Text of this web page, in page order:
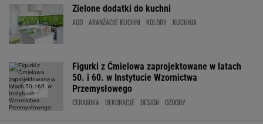
Zielone dodatki do kuchni
AGD ARANŻACJE KUCHNI KOLORY KUCHNIA
Figurki z Ćmielowa zaprojektowane w latach
50. i 60. w Instytucie Wzornictwa
Przemysłowego
CERAMIKA DEKORACJE DESIGN OZDOBY